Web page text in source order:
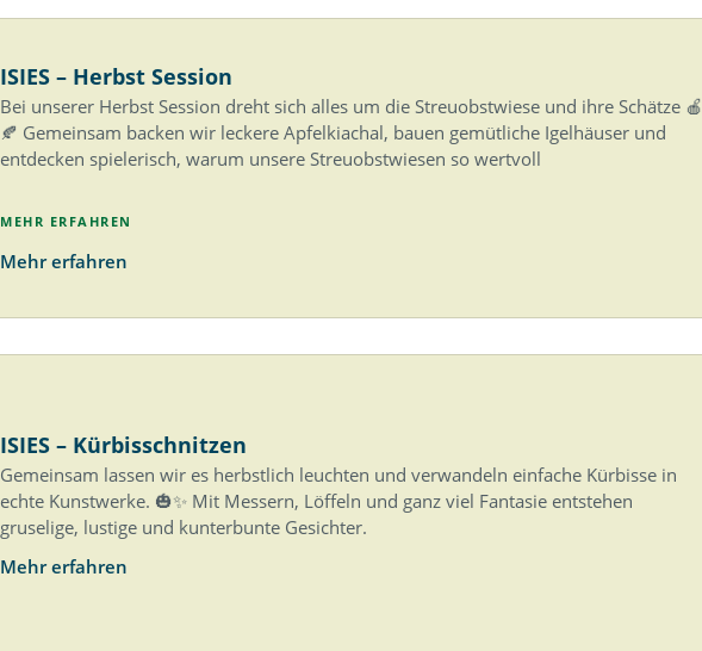
ISIES – Herbst Session
Bei unserer Herbst Session dreht sich alles um die Streuobstwiese und ihre Schätze 🍎
🍂 Gemeinsam backen wir leckere Apfelkiachal, bauen gemütliche Igelhäuser und
entdecken spielerisch, warum unsere Streuobstwiesen so wertvoll
MEHR ERFAHREN
Mehr erfahren
ISIES – Kürbisschnitzen
Gemeinsam lassen wir es herbstlich leuchten und verwandeln einfache Kürbisse in
echte Kunstwerke. 🎃✨ Mit Messern, Löffeln und ganz viel Fantasie entstehen
gruselige, lustige und kunterbunte Gesichter.
Mehr erfahren